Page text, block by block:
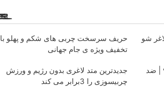
حریف سرسخت چربی های شکم و پهلو با
تخفیف ویژه ی جام جهانی
خرید شمش زیوتو ۰.۵ گرمی عیار ۹۹۵ | ضد
جدیدترین متد لاغری بدون رژیم و ورزش
چربیسوزی را 3برابر می کند